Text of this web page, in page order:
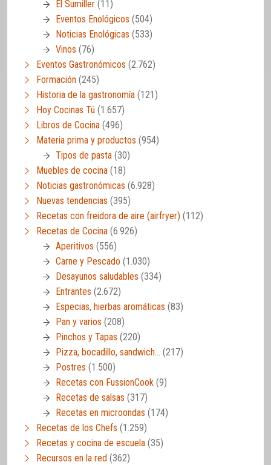
El Sumiller (11)
Eventos Enológicos (504)
Noticias Enológicas (533)
Vinos (76)
Eventos Gastronómicos (2.762)
Formación (245)
Historia de la gastronomía (121)
Hoy Cocinas Tú (1.657)
Libros de Cocina (496)
Materia prima y productos (954)
Tipos de pasta (30)
Muebles de cocina (18)
Noticias gastronómicas (6.928)
Nuevas tendencias (395)
Recetas con freidora de aire (airfryer) (112)
Recetas de Cocina (6.926)
Aperitivos (556)
Carne y Pescado (1.030)
Desayunos saludables (334)
Entrantes (2.672)
Especias, hierbas aromáticas (83)
Pan y varios (208)
Pinchos y Tapas (220)
Pizza, bocadillo, sandwich… (217)
Postres (1.500)
Recetas con FussionCook (9)
Recetas de salsas (317)
Recetas en microondas (174)
Recetas de los Chefs (1.259)
Recetas y cocina de escuela (35)
Recursos en la red (362)